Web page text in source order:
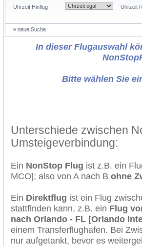
Uhrzeit Hinflug Uhrzeit
» neue Suche
In dieser Flugauswahl
Bitte wählen Sie
Unterschiede zwischen
Umsteigeverbindung:
Ein NonStop Flug ist z.B. ein
MCO]; also von A nach B ohne
Ein Direktflug ist ein Flug
stattfinden kann, z.B. ein Flug
nach Orlando - FL [Orlando
einem Transferflughafen. Bei
nur aufgetankt, bevor es